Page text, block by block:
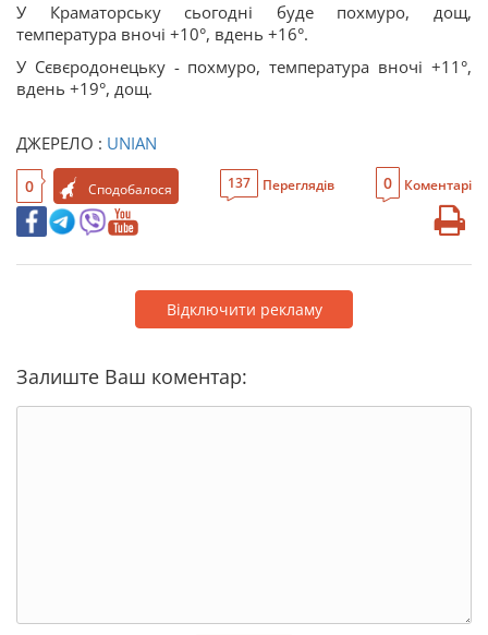
У Краматорську сьогодні буде похмуро, дощ,
температура вночі +10°, вдень +16°.
У Сєвєродонецьку - похмуро, температура вночі +11°,
вдень +19°, дощ.
ДЖЕРЕЛО : UNIAN
0 Сподобалося 137 Переглядів 0 Коментарі
Відключити рекламу
Залиште Ваш коментар: